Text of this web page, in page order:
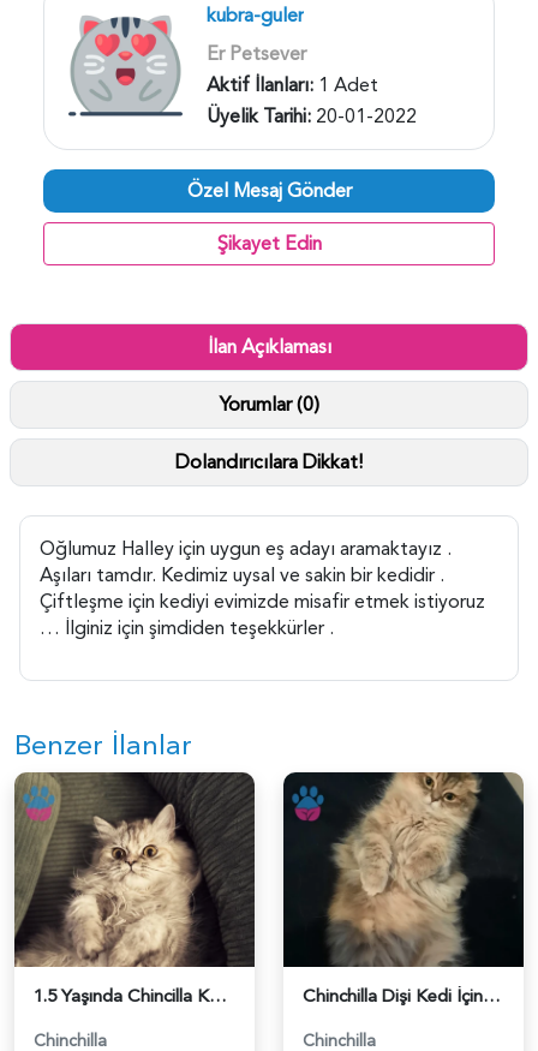
kubra-guler
Er Petsever
Aktif İlanları: 1 Adet
Üyelik Tarihi: 20-01-2022
Özel Mesaj Gönder
Şikayet Edin
İlan Açıklaması
Yorumlar (0)
Dolandırıcılara Dikkat!
Oğlumuz Halley için uygun eş adayı aramaktayız .
Aşıları tamdır. Kedimiz uysal ve sakin bir kedidir .
Çiftleşme için kediyi evimizde misafir etmek istiyoruz
… İlginiz için şimdiden teşekkürler .
Benzer İlanlar
1.5 Yaşında Chincilla Kedim Eş Arıyor - 118983644
Chinchilla
Chinchilla Dişi Kedi İçin Çiftleşme İlanı - 118982952
Chinchilla